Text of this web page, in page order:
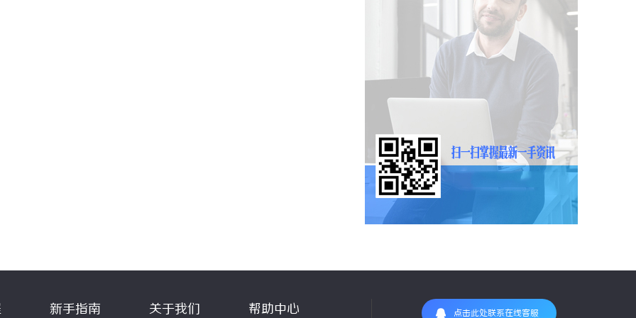
新手指南 关于我们 帮助中心 点击此处联系在线客服